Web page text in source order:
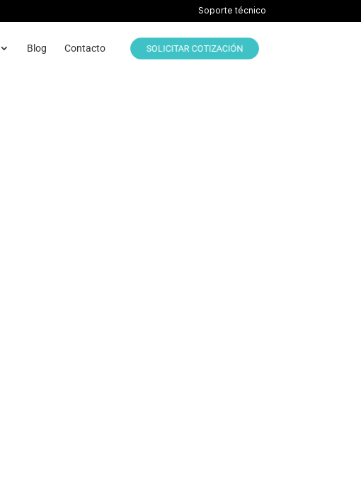
Soporte técnico
Blog Contacto SOLICITAR COTIZACIÓN